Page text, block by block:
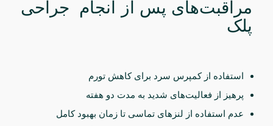
مراقبت‌های پس از انجام جراحی
پلک
استفاده از کمپرس سرد برای کاهش تورم
پرهیز از فعالیت‌های شدید به مدت دو هفته
عدم استفاده از لنزهای تماسی تا زمان بهبود کامل